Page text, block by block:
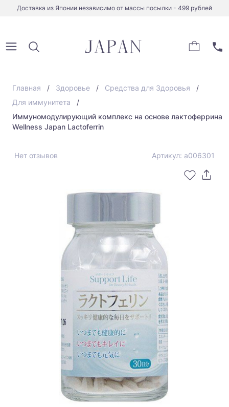
Доставка из Японии независимо от массы посылки - 499 рублей
Главная Здоровье
Средства для Здоровья
Для иммунитета
Иммуномодулирующий комплекс на основе лактоферрина
Wellness Japan Lactoferrin
Нет отзывов Артикул: a006301